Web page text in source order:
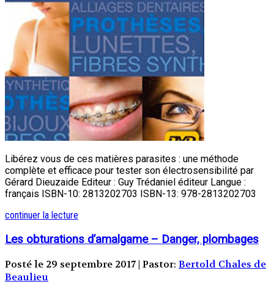
Libérez vous de ces matières parasites : une méthode
complète et efficace pour tester son électrosensibilité par
Gérard Dieuzaide Editeur : Guy Trédaniel éditeur Langue :
français ISBN-10: 2813202703 ISBN-13: 978-2813202703
continuer la lecture
Les obturations d’amalgame – Danger, plombages
Posté le 29 septembre 2017 | Pastor: Bertold Chales de
Beaulieu